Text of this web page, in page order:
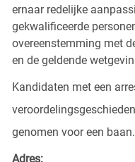
ernaar redelijke
gekwalificeerde
overeenstemming met
en de geldende
Kandidaten met een
genomen voor een baan.
Adres: